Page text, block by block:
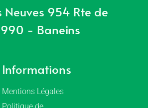
Neuves 954 Rte de
- Baneins
Informations
Mentions Légales